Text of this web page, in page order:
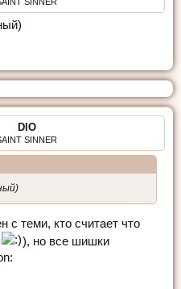
DIO
SINNER
с теми, кто считает что
), но все шишки